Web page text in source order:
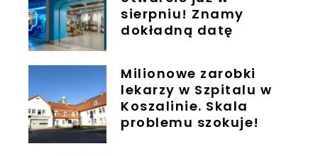
sierpniu! Znamy
dokładną datę
Milionowe zarobki
lekarzy w Szpitalu w
Koszalinie. Skala
problemu szokuje!